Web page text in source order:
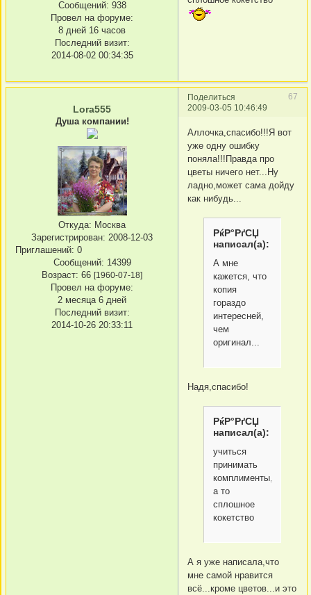
Сообщений: 938
Провел на форуме:
8 дней 16 часов
Последний визит:
2014-08-02 00:34:35
Поделиться
67
2009-03-05 10:46:49
Lora555
Душа компании!
Откуда: Москва
Зарегистрирован: 2008-12-03
Приглашений: 0
Сообщений: 14399
Возраст: 66 [1960-07-18]
Провел на форуме:
2 месяца 6 дней
Последний визит:
2014-10-26 20:33:11
Аллочка,спасибо!!!Я вот
уже одну ошибку
поняла!!!Правда про
цветы ничего нет...Ну
ладно,может сама дойду
как нибудь...
РќР°РґСЏ
написал(а):
А мне
кажется, что
копия
гораздо
интересней,
чем
оригинал...
Надя,спасибо!
РќР°РґСЏ
написал(а):
учиться
принимать
комплименты,
а то
сплошное
кокетство
А я уже написала,что
мне самой нравится
всё...кроме цветов...и это